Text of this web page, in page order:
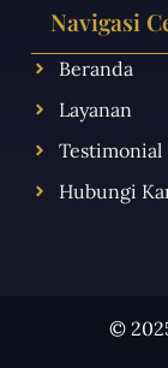
Navigasi
Beranda
Layanan
Testimonial
Hubungi
©